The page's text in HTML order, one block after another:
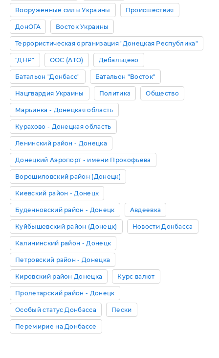
Вооруженные силы Украины Происшествия
ДонОГА Восток Украины
Террористическая организация "Донецкая Республика"
"ДНР" ООС (АТО) Дебальцево
Батальон "Донбасс" Батальон "Восток"
Нацгвардия Украины Политика Общество
Марьинка - Донецкая область
Курахово - Донецкая область
Ленинский район - Донецка
Донецкий Аэропорт - имени Прокофьева
Ворошиловский район (Донецк)
Киевский район - Донецк
Буденновский район - Донецк Авдеевка
Куйбышевский район (Донецк) Новости Донбасса
Калининский район - Донецк
Петровский район - Донецка
Кировский район Донецка Курс валют
Пролетарский район - Донецк
Особый статус Донбасса Пески
Перемирие на Донбассе